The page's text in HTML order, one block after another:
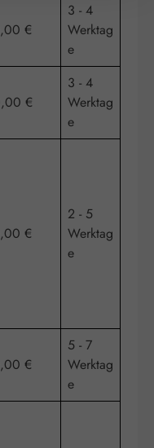
€
3 - 4
Werktag
e
€
3 - 4
Werktag
e
€
2 - 5
Werktag
e
€
5 - 7
Werktag
e